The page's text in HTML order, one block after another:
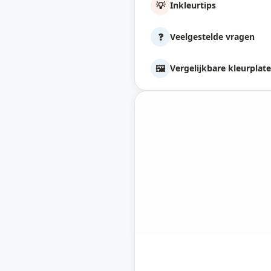
💡 Inkleurtips
❓ Veelgestelde vragen
🖼️ Vergelijkbare